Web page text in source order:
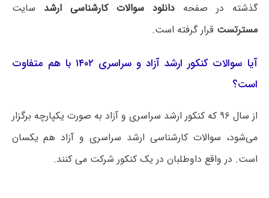
گذشته در صفحه
دانلود سوالات کارشناسی ارشد
سایت
مسترتست قرار گرفته است.
آیا سوالات کنکور ارشد آزاد و سراسری ۱۴۰۲ با هم متفاوت
است؟
از سال ۹۶ که کنکور ارشد سراسری و آزاد به صورت یکپارچه برگزار
می‌شود، سوالات کارشناسی ارشد سراسری و آزاد هم یکسان
است. در واقع داوطلبان در یک کنکور شرکت می کنند.